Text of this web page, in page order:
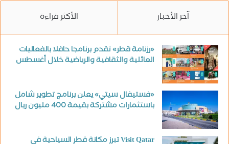
آخر الأخبار الأكثر قراءة
«رزنامة قطر» تقدم برنامجا حافلا بالفعاليات
العائلية والثقافية والرياضية خلال أغسطس
«فستيفال سيتي» يعلن برنامج تطوير شامل
باستثمارات مشتركة بقيمة 400 مليون ريال
Visit Qatar تبرز مكانة قطر السياحية في